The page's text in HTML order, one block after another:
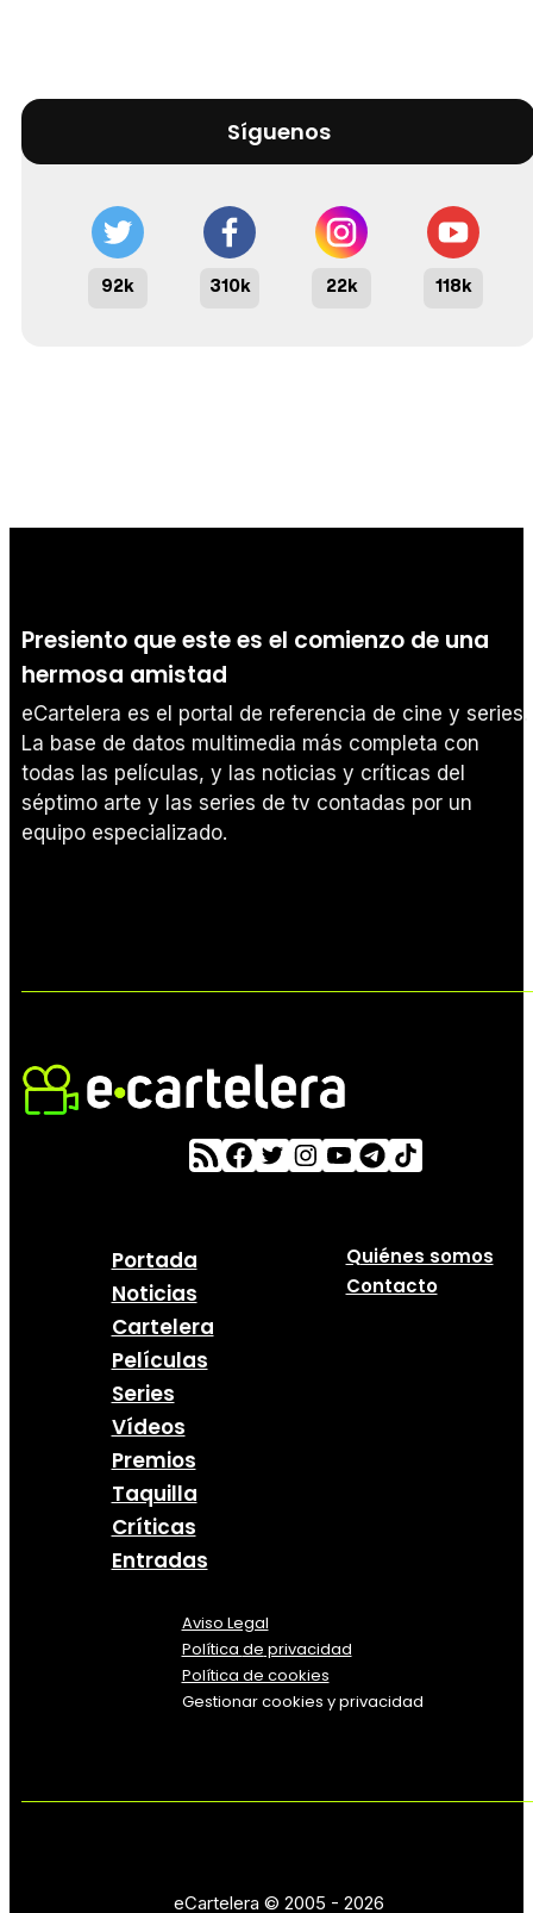
Síguenos
92k 310k 22k 118k
Presiento que este es el comienzo de una
hermosa amistad
eCartelera es el portal de referencia de cine y series.
La base de datos multimedia más completa con
todas las películas, y las noticias y críticas del
séptimo arte y las series de tv contadas por un
equipo especializado.
Portada
Noticias
Cartelera
Películas
Series
Vídeos
Premios
Taquilla
Críticas
Entradas
Quiénes somos
Contacto
Aviso Legal
Política de privacidad
Política de cookies
Gestionar cookies y privacidad
eCartelera © 2005 - 2026